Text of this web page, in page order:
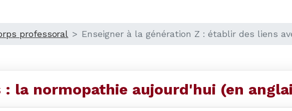
professoral Enseigner à la génération Z : établir des liens
: la normopathie aujourd'hui (en